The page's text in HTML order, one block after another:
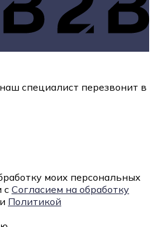
специалист перезвонит в
моих персональных
с Согласием на обработку
и Политикой